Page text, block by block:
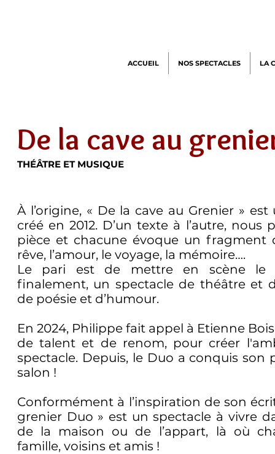
ACCUEIL NOS SPECTACLES LA
De la cave au
THÉÂTRE ET MUSIQUE
À l’origine, « De la cave au Grenier »
créé en 2012. D’un texte à l’autre, nous
pièce et chacune évoque un fragment
rêve, l’amour, le voyage, la mémoire….
Le pari est de mettre en scène le
finalement, un spectacle de théâtre et
de poésie et d’humour.
En 2024, Philippe fait appel à Etienne
de talent et de renom, pour créer
spectacle. Depuis, le Duo a conquis son
salon !
Conformément à l’inspiration de son
grenier Duo » est un spectacle à vivre
de la maison ou de l’appart, là où
famille, voisins et amis !